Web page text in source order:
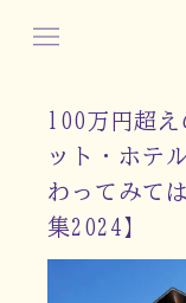
100万円超え
ット・ホテ
わってみて
集2024】